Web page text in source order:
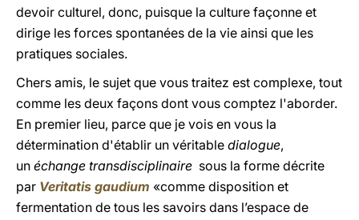
devoir culturel, donc, puisque la culture façonne et
dirige les forces spontanées de la vie ainsi que les
pratiques sociales.
Chers amis, le sujet que vous traitez est complexe, tout
comme les deux façons dont vous comptez l'aborder.
En premier lieu, parce que je vois en vous la
détermination d'établir un véritable dialogue,
un échange transdisciplinaire sous la forme décrite
par Veritatis gaudium «comme disposition et
fermentation de tous les savoirs dans l’espace de